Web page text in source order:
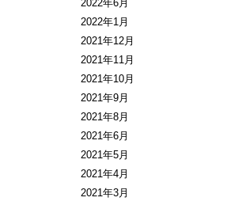
2022年6月
2022年1月
2021年12月
2021年11月
2021年10月
2021年9月
2021年8月
2021年6月
2021年5月
2021年4月
2021年3月